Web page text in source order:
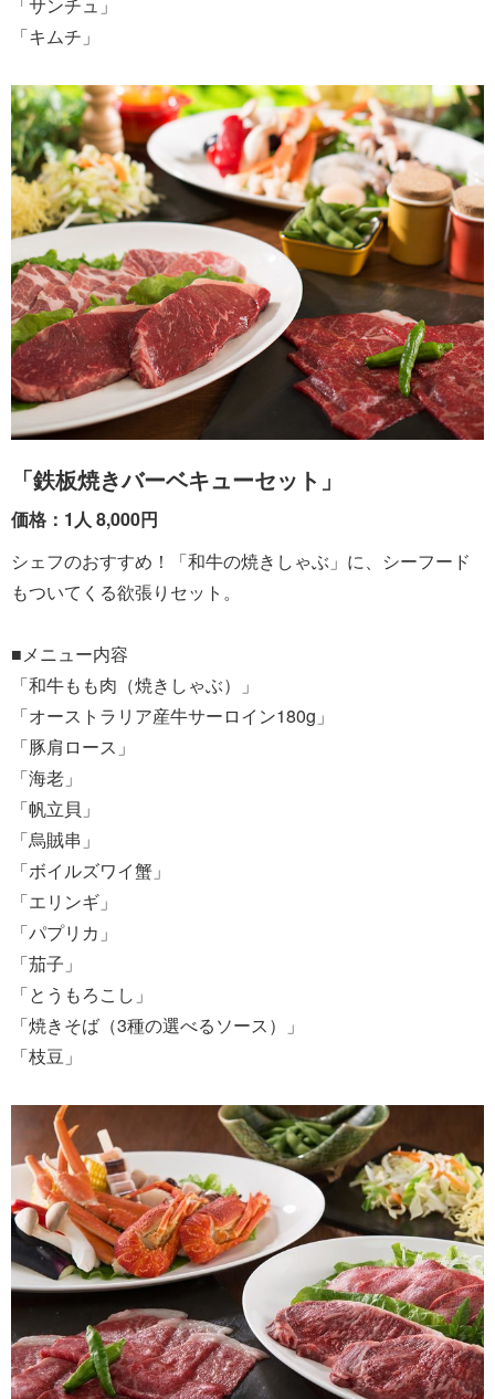
「キムチ」
「鉄板焼きバーベキューセット」
価格：1人 8,000円
シェフのおすすめ！「和牛の焼きしゃぶ」に、シーフード
もついてくる欲張りセット。
■メニュー内容
「和牛もも肉（焼きしゃぶ）」
「オーストラリア産牛サーロイン180g」
「豚肩ロース」
「海老」
「帆立貝」
「烏賊串」
「ボイルズワイ蟹」
「エリンギ」
「パプリカ」
「茄子」
「とうもろこし」
「焼きそば（3種の選べるソース）」
「枝豆」